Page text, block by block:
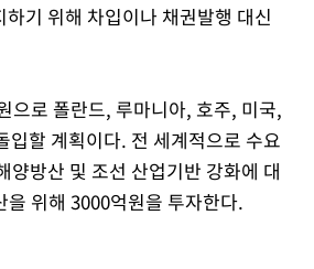
기 위해 차입이나 채권발행 대신
으로 폴란드, 루마니아, 호주, 미국,
할 계획이다. 전 세계적으로 수요
방산 및 조선 산업기반 강화에 대
위해 3000억원을 투자한다.